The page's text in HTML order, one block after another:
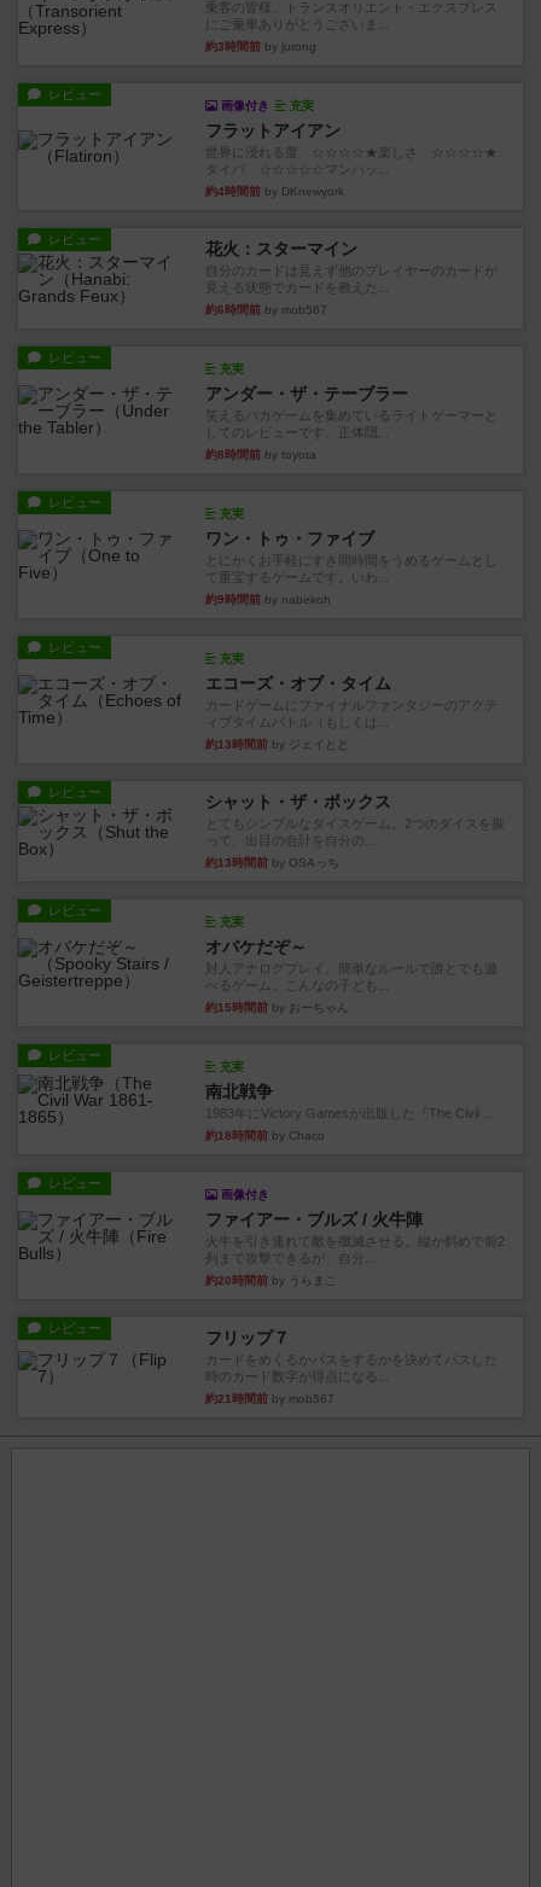
乗客の皆様、トランスオリエント・エクスプレス
にご乗車ありがとうございま...
約3時間前 by jurong
レビュー
画像付き 充実
フラットアイアン
世界に浸れる度 ☆☆☆☆★楽しさ ☆☆☆☆★
タイパ ☆☆☆☆☆マンハッ...
約4時間前 by DKnewyork
レビュー 花火：スターマイン
自分のカードは見えず他のプレイヤーのカードが
見える状態でカードを教えた...
約6時間前 by mob567
レビュー
充実
アンダー・ザ・テーブラー
笑えるバカゲームを集めているライトゲーマーと
してのレビューです。正体隠...
約8時間前 by toyota
レビュー
充実
ワン・トゥ・ファイブ
とにかくお手軽にすき間時間をうめるゲームとし
て重宝するゲームです。いわ...
約9時間前 by nabekoh
レビュー
充実
エコーズ・オブ・タイム
カードゲームにファイナルファンタジーのアクテ
ィブタイムバトル（もしくは...
約13時間前 by ジェイとと
レビュー シャット・ザ・ボックス
とてもシンプルなダイスゲーム。2つのダイスを振
って、出目の合計を自分の...
約13時間前 by OSAっち
レビュー
充実
オバケだぞ～
対人アナログプレイ。簡単なルールで誰とでも遊
べるゲーム。こんなの子ども...
約15時間前 by おーちゃん
レビュー
充実
南北戦争
1983年にVictory Gamesが出版した『The Civil ...
約18時間前 by Chaco
レビュー
画像付き
ファイアー・ブルズ / 火牛陣
火牛を引き連れて敵を殲滅させる。縦か斜めで前2
列まで攻撃できるが、自分...
約20時間前 by うらまこ
レビュー フリップ７
カードをめくるかパスをするかを決めてパスした
時のカード数字が得点になる...
約21時間前 by mob567